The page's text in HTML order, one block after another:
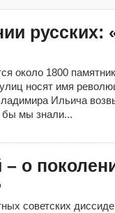
русских:
около 1800
носят имя
Ильича
бы мы знали...
о
советских